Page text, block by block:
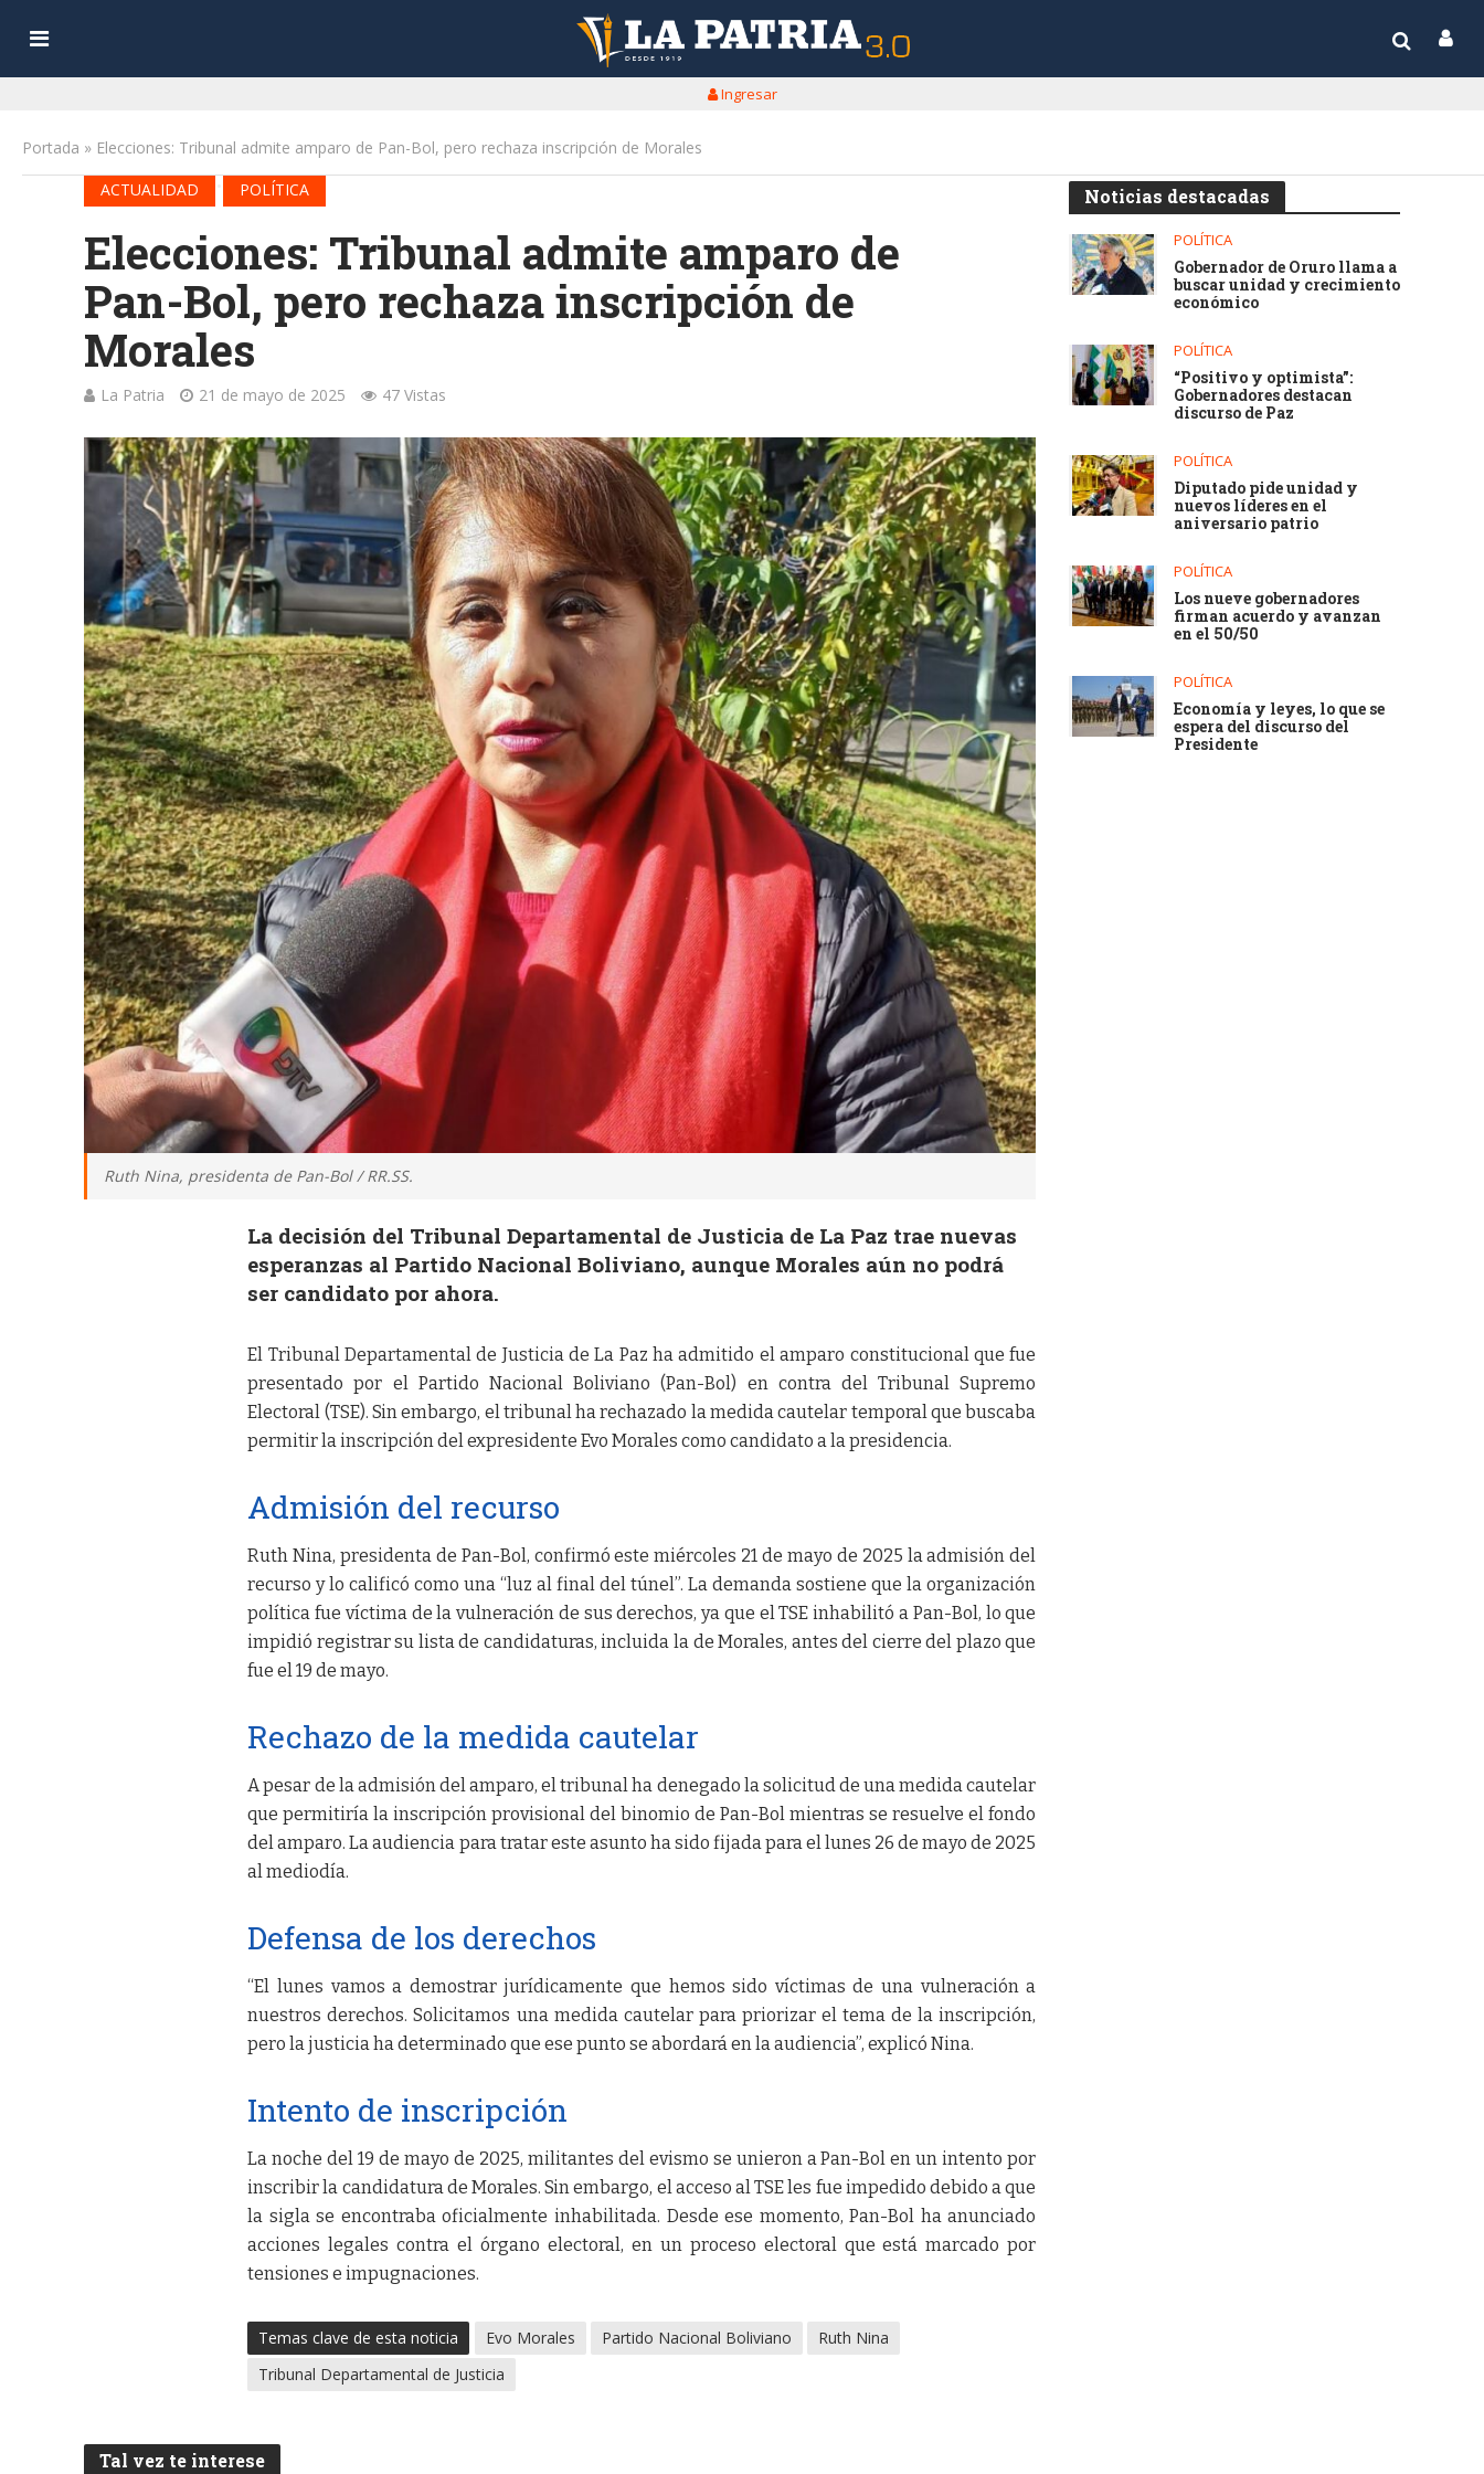
Ingresar
Portada » Elecciones: Tribunal admite amparo de Pan-Bol, pero rechaza inscripción de Morales
ACTUALIDAD
POLÍTICA
Elecciones: Tribunal admite amparo de
Pan-Bol, pero rechaza inscripción de
Morales
La Patria 21 de mayo de 2025 47 Vistas
Ruth Nina, presidenta de Pan-Bol / RR.SS.
La decisión del Tribunal Departamental de Justicia de La Paz trae nuevas
esperanzas al Partido Nacional Boliviano, aunque Morales aún no podrá
ser candidato por ahora.
El Tribunal Departamental de Justicia de La Paz ha admitido el amparo constitucional que fue
presentado por el Partido Nacional Boliviano (Pan-Bol) en contra del Tribunal Supremo
Electoral (TSE). Sin embargo, el tribunal ha rechazado la medida cautelar temporal que buscaba
permitir la inscripción del expresidente Evo Morales como candidato a la presidencia.
Admisión del recurso
Ruth Nina, presidenta de Pan-Bol, confirmó este miércoles 21 de mayo de 2025 la admisión del
recurso y lo calificó como una “luz al final del túnel”. La demanda sostiene que la organización
política fue víctima de la vulneración de sus derechos, ya que el TSE inhabilitó a Pan-Bol, lo que
impidió registrar su lista de candidaturas, incluida la de Morales, antes del cierre del plazo que
fue el 19 de mayo.
Rechazo de la medida cautelar
A pesar de la admisión del amparo, el tribunal ha denegado la solicitud de una medida cautelar
que permitiría la inscripción provisional del binomio de Pan-Bol mientras se resuelve el fondo
del amparo. La audiencia para tratar este asunto ha sido fijada para el lunes 26 de mayo de 2025
al mediodía.
Defensa de los derechos
“El lunes vamos a demostrar jurídicamente que hemos sido víctimas de una vulneración a
nuestros derechos. Solicitamos una medida cautelar para priorizar el tema de la inscripción,
pero la justicia ha determinado que ese punto se abordará en la audiencia”, explicó Nina.
Intento de inscripción
La noche del 19 de mayo de 2025, militantes del evismo se unieron a Pan-Bol en un intento por
inscribir la candidatura de Morales. Sin embargo, el acceso al TSE les fue impedido debido a que
la sigla se encontraba oficialmente inhabilitada. Desde ese momento, Pan-Bol ha anunciado
acciones legales contra el órgano electoral, en un proceso electoral que está marcado por
tensiones e impugnaciones.
Temas clave de esta noticia Evo Morales Partido Nacional Boliviano
Ruth Nina
Tribunal Departamental de Justicia
Tal vez te interese
Noticias destacadas
POLÍTICA
Gobernador de Oruro llama a
buscar unidad y crecimiento
económico
POLÍTICA
“Positivo y optimista”:
Gobernadores destacan
discurso de Paz
POLÍTICA
Diputado pide unidad y
nuevos líderes en el
aniversario patrio
POLÍTICA
Los nueve gobernadores
firman acuerdo y avanzan
en el 50/50
POLÍTICA
Economía y leyes, lo que se
espera del discurso del
Presidente